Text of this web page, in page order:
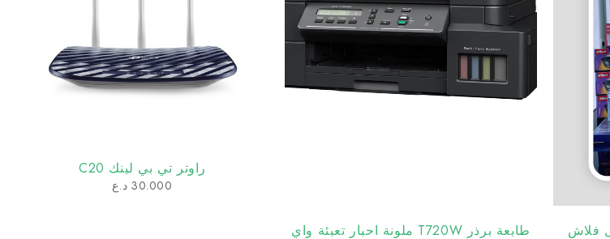
طابعة برذر T720W ملونة احبار تعبئة واي
راوتر تي بي لينك C20
30.000 د.ع